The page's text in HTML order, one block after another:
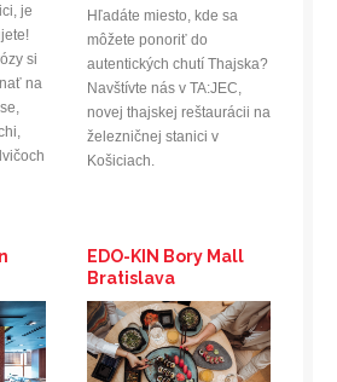
je
si
na
Hľadáte miesto, kde sa
môžete ponoriť do
autentických chutí Thajska?
Navštívte nás v TA:JEC,
novej thajskej reštaurácii na
železničnej stanici v
Košiciach.
EDO-KIN Bory Mall
Bratislava